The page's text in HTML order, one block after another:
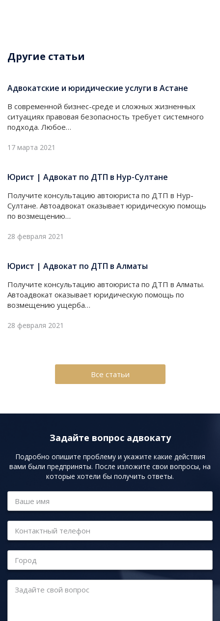
Другие статьи
Адвокатские и юридические услуги в Астане
В современной бизнес-среде и сложных жизненных
ситуациях правовая безопасность требует системного
подхода. Любое…
17 марта 2021
Юрист | Адвокат по ДТП в Нур-Султане
Получите консультацию автоюриста по ДТП в Нур-
Султане. Автоадвокат оказывает юридическую помощь
по возмещению…
28 февраля 2021
Юрист | Адвокат по ДТП в Алматы
Получите консультацию автоюриста по ДТП в Алматы.
Автоадвокат оказывает юридическую помощь по
возмещению ущерба…
28 февраля 2021
Все статьи
Задайте вопрос адвокату
Подробно опишите проблему и укажите какие действия
вами были предприняты. После изложите свои вопросы, на
которые хотели бы получить ответы.
Ваше имя
Контактный телефон
Город
Задайте свой вопрос